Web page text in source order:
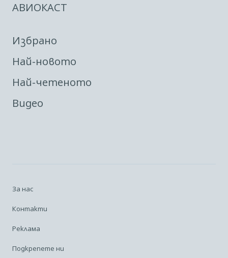
АВИОКАСТ
Избрано
Най-новото
Най-четеното
Видео
За нас
Контакти
Реклама
Подкрепете ни